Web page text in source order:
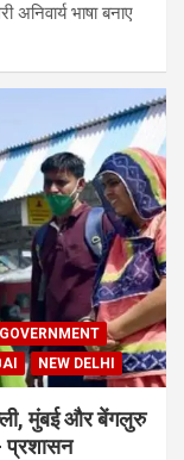
अनिवार्य भाषा बनाए
GOVERNMENT
NEW DELHI
मुंबई और बेंगलुरु
प्रशासन